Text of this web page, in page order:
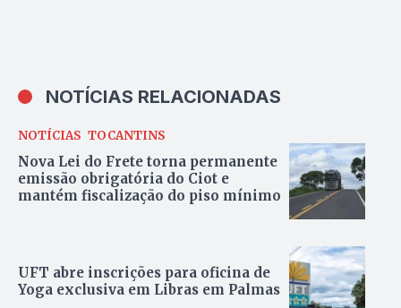
NOTÍCIAS RELACIONADAS
NOTÍCIAS TOCANTINS
Nova Lei do Frete torna permanente
emissão obrigatória do Ciot e
mantém fiscalização do piso mínimo
UFT abre inscrições para oficina de
Yoga exclusiva em Libras em Palmas